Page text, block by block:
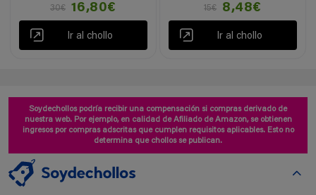
30€
16,80€
Ir al chollo
15€
8,48€
Ir al chollo
Soydechollos podría recibir una compensación si compras derivado de
nuestra web. Por ejemplo, en calidad de Afiliado de Amazon, se obtienen
ingresos por compras adscritas que cumplen requisitos aplicables. Esto no
determina que chollos se publican.